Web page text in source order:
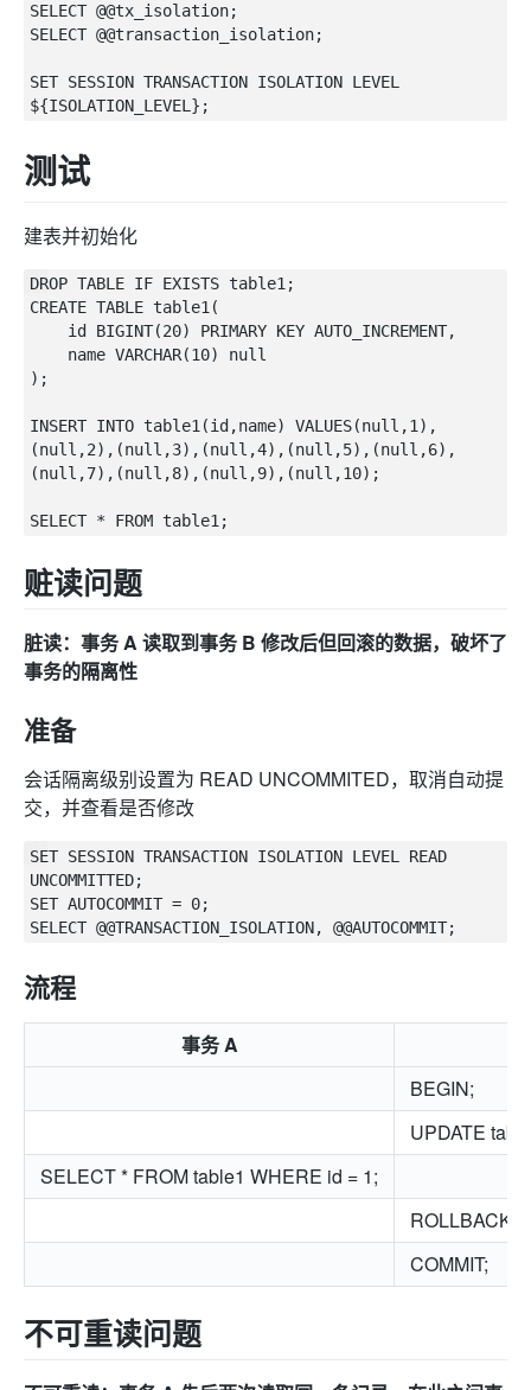
SELECT @@tx_isolation;
SELECT @@transaction_isolation;
SET SESSION TRANSACTION ISOLATION LEVEL
测试
建表并初始化
DROP TABLE IF EXISTS table1;
CREATE TABLE table1(
);
INSERT INTO table1(id,name) VALUES(null,1),
(null,2),(null,3),(null,4),(null,5),(null,6),
(null,7),(null,8),(null,9),(null,10);
赃读问题
脏读：事务 A 读取到事务 B 修改后但回滚的数据，破坏了
事务的隔离性
准备
会话隔离级别设置为 READ UNCOMMITED，取消自动提
交，并查看是否修改
SET SESSION TRANSACTION ISOLATION LEVEL READ
UNCOMMITTED;
SET AUTOCOMMIT = 0;
流程
事务 A
BEGIN;
UPDATE
SELECT * FROM table1 WHERE id = 1;
ROLLBACK;
COMMIT;
不可重读问题